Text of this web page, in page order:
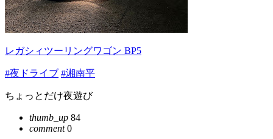
レガシィツーリングワゴン BP5
#夜ドライブ #湘南平
ちょっとだけ夜遊び
thumb_up 84
comment0